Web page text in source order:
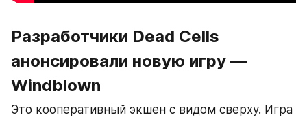
Разработчики Dead Cells
анонсировали новую игру —
Windblown
Это кооперативный экшен с видом сверху. Игра